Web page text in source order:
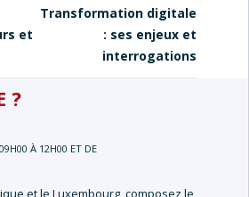
et
Transformation digitale
: ses enjeux et
interrogations
?
À 12H00 ET DE
et le Luxembourg, composez le